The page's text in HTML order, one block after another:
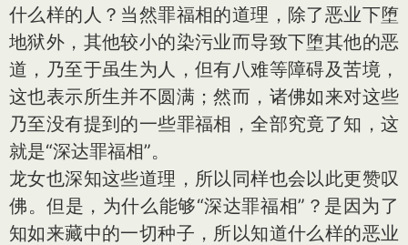
什么样的人？当然罪福相的道理，除了恶业下堕
地狱外，其他较小的染污业而导致下堕其他的恶
道，乃至于虽生为人，但有八难等障碍及苦境，
这也表示所生并不圆满；然而，诸佛如来对这些
乃至没有提到的一些罪福相，全部究竟了知，这
就是“深达罪福相”。
龙女也深知这些道理，所以同样也会以此更赞叹
佛。但是，为什么能够“深达罪福相”？是因为了
知如来藏中的一切种子，所以知道什么样的恶业